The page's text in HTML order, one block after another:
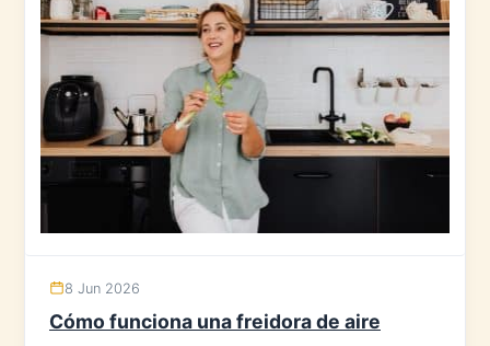
8 Jun 2026
Cómo funciona una freidora de aire